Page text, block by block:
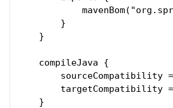
        }
    }
    compileJava {
sourceCompatibility
targetCompatibility
    }